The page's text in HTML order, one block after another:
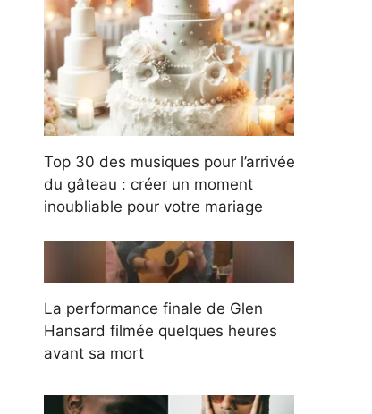
Top 30 des musiques pour l’arrivée
du gâteau : créer un moment
inoubliable pour votre mariage
La performance finale de Glen
Hansard filmée quelques heures
avant sa mort